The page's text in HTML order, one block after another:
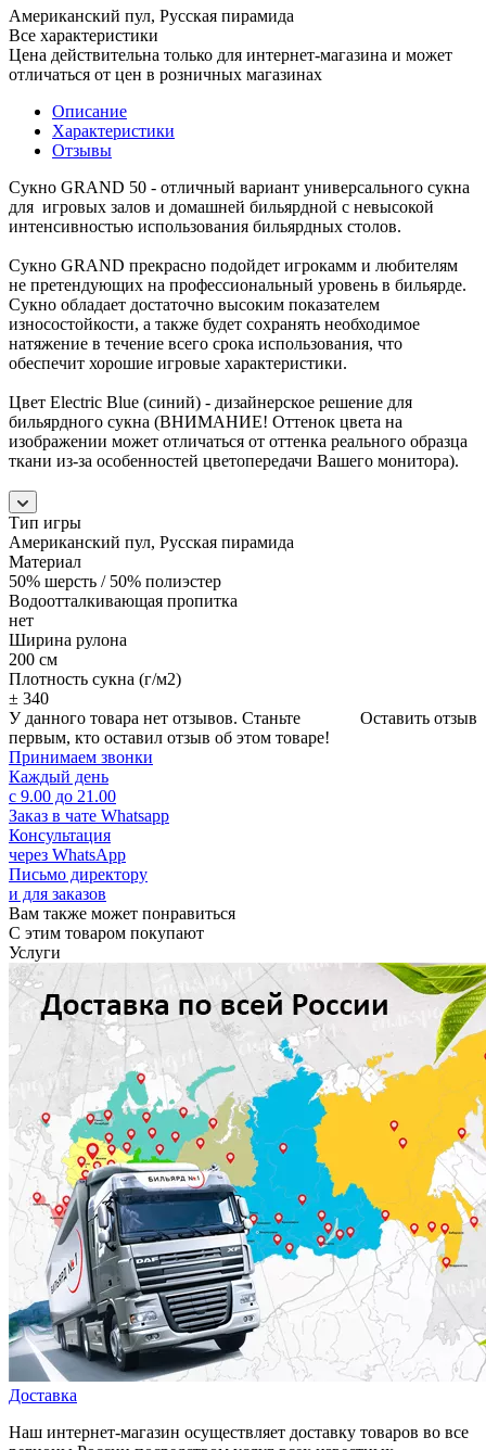
Американский пул, Русская пирамида
Все характеристики
Цена действительна только для интернет-магазина и может
отличаться от цен в розничных магазинах
Описание
Характеристики
Отзывы
Сукно GRAND 50 - отличный вариант универсального сукна
для игровых залов и домашней бильярдной с невысокой
интенсивностью использования бильярдных столов.
Сукно GRAND прекрасно подойдет игрокамм и любителям
не претендующих на профессиональный уровень в бильярде.
Сукно обладает достаточно высоким показателем
износостойкости, а также будет сохранять необходимое
натяжение в течение всего срока использования, что
обеспечит хорошие игровые характеристики.
Цвет Electric Blue (синий) - дизайнерское решение для
бильярдного сукна (ВНИМАНИЕ! Оттенок цвета на
изображении может отличаться от оттенка реального образца
ткани из-за особенностей цветопередачи Вашего монитора).
Тип игры
Американский пул, Русская пирамида
Материал
50% шерсть / 50% полиэстер
Водоотталкивающая пропитка
нет
Ширина рулона
200 см
Плотность сукна (г/м2)
± 340
Оставить отзыв
У данного товара нет отзывов. Станьте
первым, кто оставил отзыв об этом товаре!
Принимаем звонки
Каждый день
с 9.00 до 21.00
Заказ в чате Whatsapp
Консультация
через WhatsApp
Письмо директору
и для заказов
Вам также может понравиться
С этим товаром покупают
Услуги
Доставка
Наш интернет-магазин осуществляет доставку товаров во все